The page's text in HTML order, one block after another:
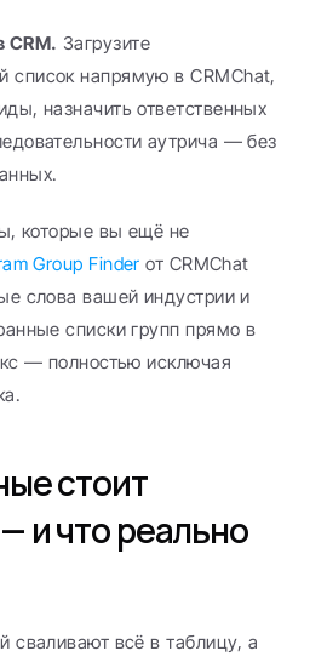
CRM. Загрузите
список напрямую в CRMChat,
назначить ответственных
аутрича — без
которые вы ещё не
Group Finder от CRMChat
слова вашей индустрии и
списки групп прямо в
— полностью исключая
стоит
и что реально
сваливают всё в таблицу, а